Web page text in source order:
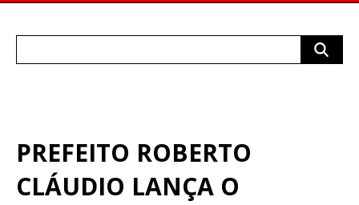
PREFEITO ROBERTO
CLÁUDIO LANÇA O